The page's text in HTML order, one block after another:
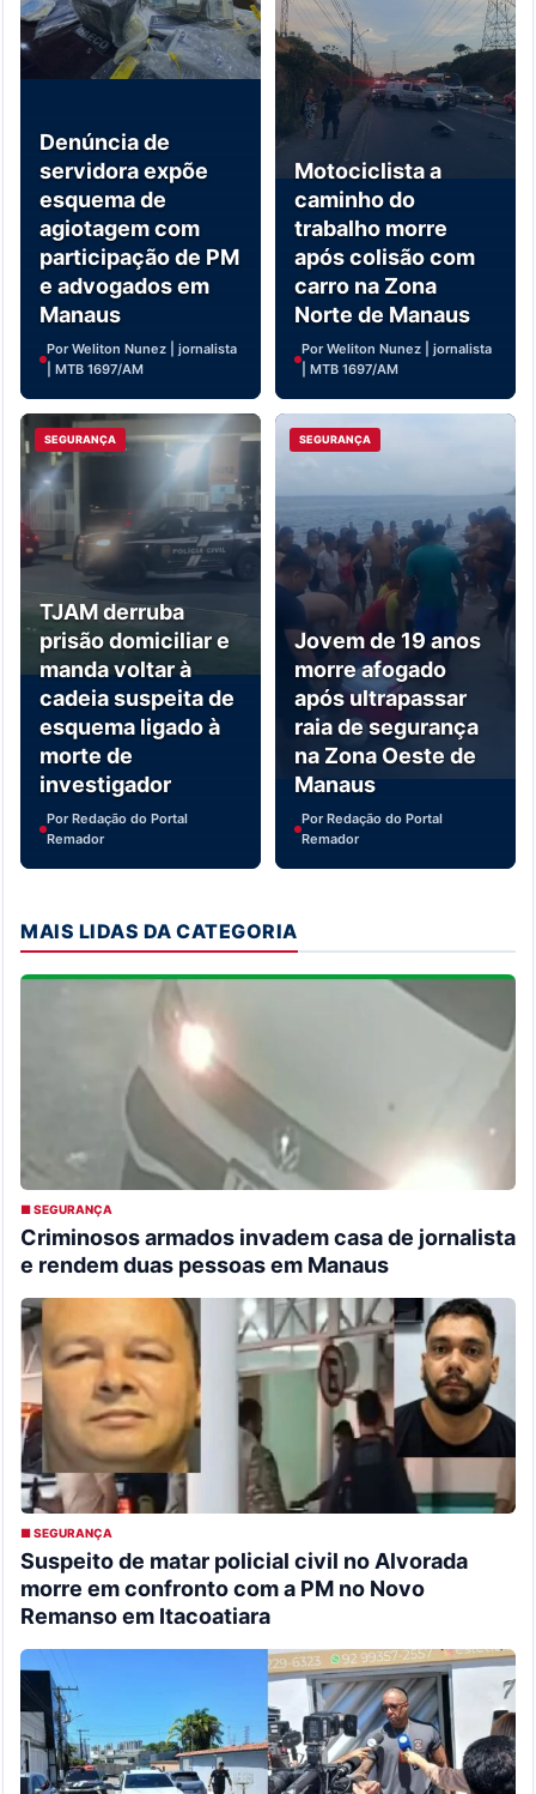
Denúncia de
servidora expõe
esquema de
agiotagem com
participação de PM
e advogados em
Manaus
Por Weliton Nunez | jornalista
| MTB 1697/AM
Motociclista a
caminho do
trabalho morre
após colisão com
carro na Zona
Norte de Manaus
Por Weliton Nunez | jornalista
| MTB 1697/AM
SEGURANÇA
TJAM derruba
prisão domiciliar e
manda voltar à
cadeia suspeita de
esquema ligado à
morte de
investigador
Por Redação do Portal
Remador
SEGURANÇA
Jovem de 19 anos
morre afogado
após ultrapassar
raia de segurança
na Zona Oeste de
Manaus
Por Redação do Portal
Remador
MAIS LIDAS DA CATEGORIA
■ SEGURANÇA
Criminosos armados invadem casa de jornalista
e rendem duas pessoas em Manaus
■ SEGURANÇA
Suspeito de matar policial civil no Alvorada
morre em confronto com a PM no Novo
Remanso em Itacoatiara